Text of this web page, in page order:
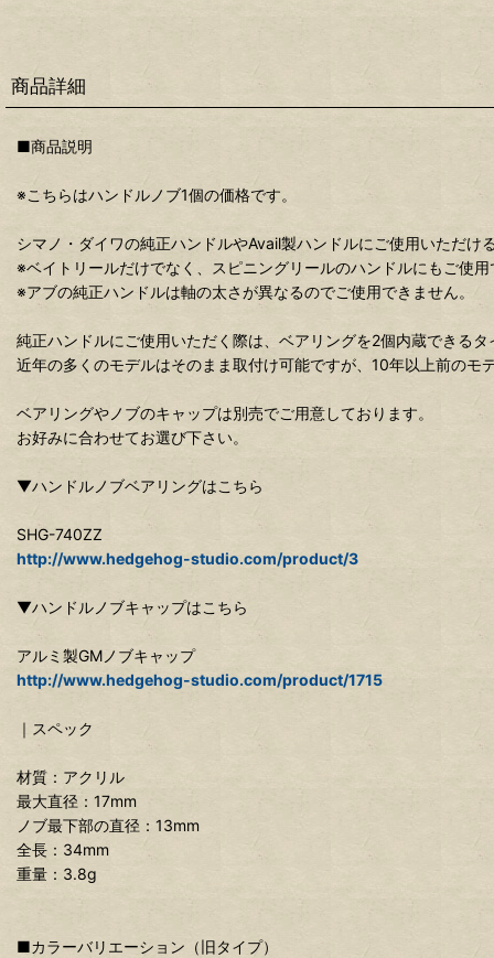
商品詳細
■商品説明
※こちらはハンドルノブ1個の価格です。
シマノ・ダイワの純正ハンドルやAvail製ハンドルにご使用いただけ
※ベイトリールだけでなく、スピニングリールのハンドルにもご使用
※アブの純正ハンドルは軸の太さが異なるのでご使用できません。
純正ハンドルにご使用いただく際は、ベアリングを2個内蔵できる
近年の多くのモデルはそのまま取付け可能ですが、10年以上前のモ
ベアリングやノブのキャップは別売でご用意しております。
お好みに合わせてお選び下さい。
▼ハンドルノブベアリングはこちら
SHG-740ZZ
http://www.hedgehog-studio.com/product/3
▼ハンドルノブキャップはこちら
アルミ製GMノブキャップ
http://www.hedgehog-studio.com/product/1715
｜スペック
材質：アクリル
最大直径：17mm
ノブ最下部の直径：13mm
全長：34mm
重量：3.8g
■カラーバリエーション（旧タイプ）